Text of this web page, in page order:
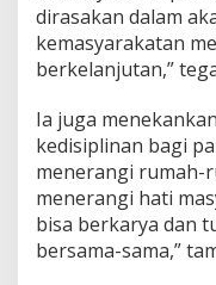
C
A
R
dirasakan dalam
kemasyarakatan
berkelanjutan,”
Ia juga
kedisiplinan bagi
menerangi rumah-
menerangi hati
bisa berkarya dan
bersama-sama,”